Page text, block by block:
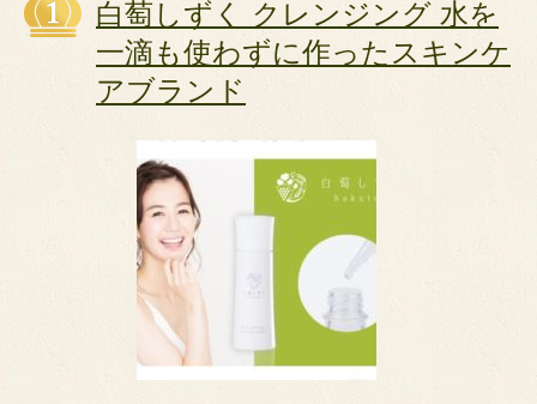
白萄しずく クレンジング 水を
一滴も使わずに作ったスキンケ
アブランド